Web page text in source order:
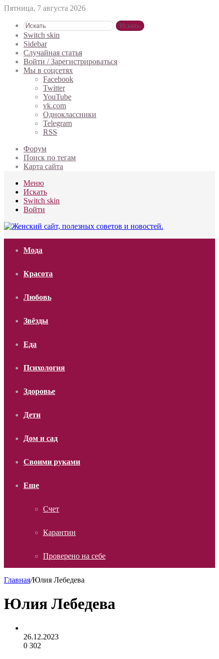
Пятница, 7 августа 2026
Искать
Switch skin
Sidebar
Случайная статья
Войти / Зарегистрироваться
Мы в соцсетях
Facebook
Twitter
YouTube
vk.com
Одноклассники
Telegram
RSS
Форум
Поиск по тегам
Карта сайта
Меню
Искать
Switch skin
Войти
Мода
Красота
Любовь
Звёзды
Еда
Психология
Здоровье
Дети
Дом и сад
Своими руками
Еще
Счет
Карантин
Проверено на себе
Главная/Юлия Лебедева
Юлия Лебедева
26.12.2023
0 302